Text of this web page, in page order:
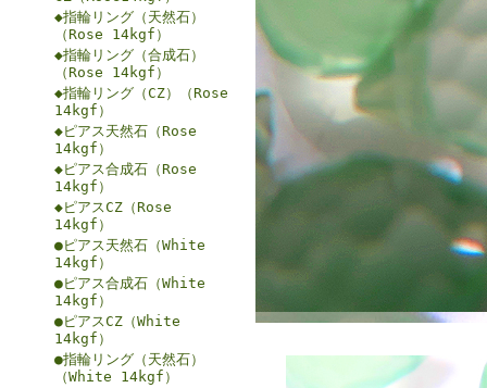
◆指輪リング（天然石）
（Rose 14kgf）
◆指輪リング（合成石）
（Rose 14kgf）
◆指輪リング（CZ）（Rose
14kgf）
◆ピアス天然石（Rose
14kgf）
◆ピアス合成石（Rose
14kgf）
◆ピアスCZ（Rose
14kgf）
●ピアス天然石（White
14kgf）
●ピアス合成石（White
14kgf）
●ピアスCZ（White
14kgf）
●指輪リング（天然石）
（White 14kgf）